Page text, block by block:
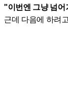
"이번엔 그냥 넘
근데 다음에 하려